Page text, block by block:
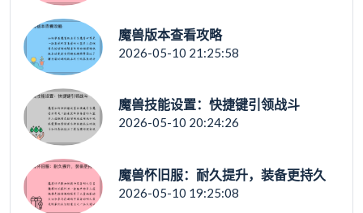
魔兽版本查看攻略
2026-05-10 21:25:58
魔兽技能设置：快捷键引领战斗
2026-05-10 20:24:26
魔兽怀旧服：耐久提升，装备更持久
2026-05-10 19:25:08